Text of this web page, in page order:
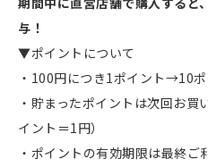
与！
▼ポイントについて
・100円につき1ポイント→10
・貯まったポイントは次回お
イント＝1円）
・ポイントの有効期限は最終ご